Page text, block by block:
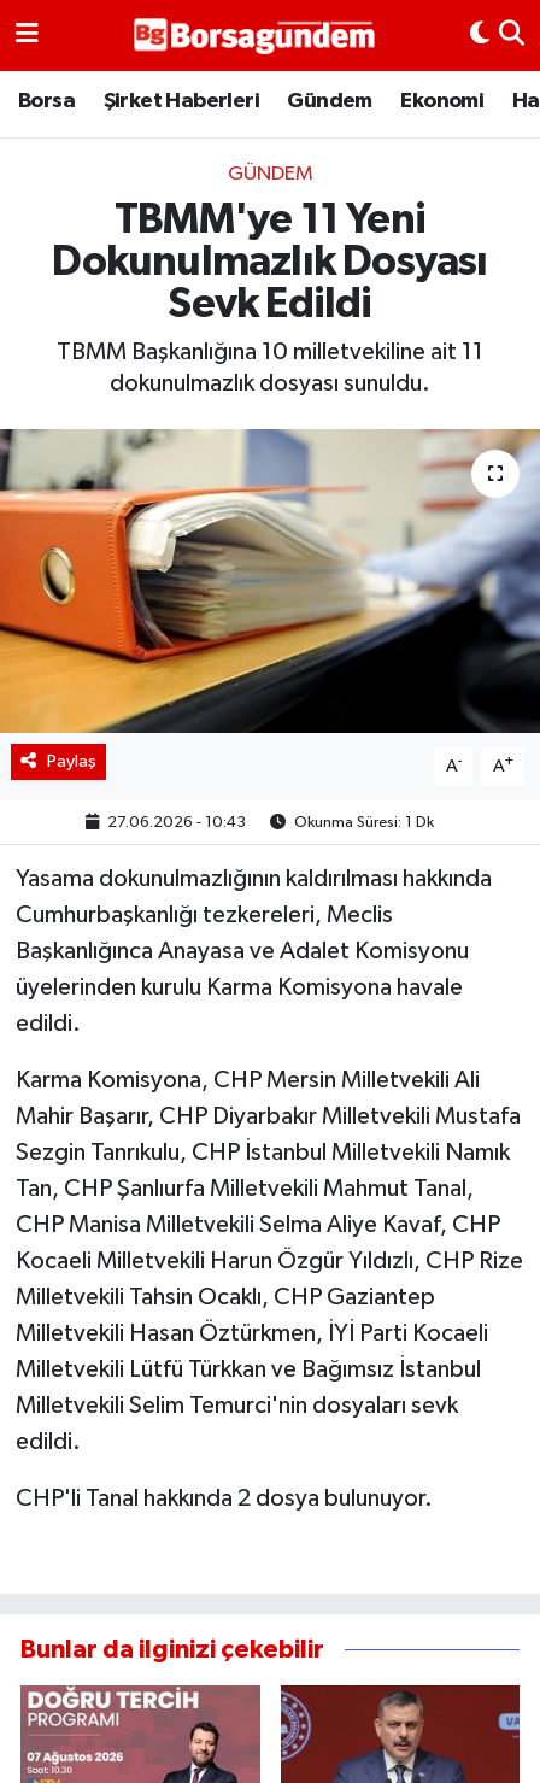
Borsa Şirket Haberleri Gündem Ekonomi
GÜNDEM
TBMM'ye 11 Yeni
Dokunulmazlık Dosyası
Sevk Edildi
TBMM Başkanlığına 10 milletvekiline ait 11
dokunulmazlık dosyası sunuldu.
Paylaş A- A+
27.06.2026 - 10:43 Okunma Süresi: 1 Dk
Yasama dokunulmazlığının kaldırılması hakkında
Cumhurbaşkanlığı tezkereleri, Meclis
Başkanlığınca Anayasa ve Adalet Komisyonu
üyelerinden kurulu Karma Komisyona havale
edildi.
Karma Komisyona, CHP Mersin Milletvekili Ali
Mahir Başarır, CHP Diyarbakır Milletvekili Mustafa
Sezgin Tanrıkulu, CHP İstanbul Milletvekili Namık
Tan, CHP Şanlıurfa Milletvekili Mahmut Tanal,
CHP Manisa Milletvekili Selma Aliye Kavaf, CHP
Kocaeli Milletvekili Harun Özgür Yıldızlı, CHP Rize
Milletvekili Tahsin Ocaklı, CHP Gaziantep
Milletvekili Hasan Öztürkmen, İYİ Parti Kocaeli
Milletvekili Lütfü Türkkan ve Bağımsız İstanbul
Milletvekili Selim Temurci'nin dosyaları sevk
edildi.
CHP'li Tanal hakkında 2 dosya bulunuyor.
Bunlar da ilginizi çekebilir
Borsa
Emtia
Galeri
Şirket Haberleri
Borsa Gundem
BIST 100 Isı Haritası
Coin Isı Haritası
Ekonomik Takvim
Kiripto Para Piyasası
Gizlilik Sözleşmesi
Hakkımızda
İletişim